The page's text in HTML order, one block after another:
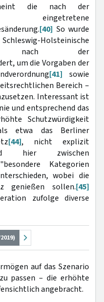
die nach der
eingetretene
[40] So wurde
Holsteinische
nach der
um die Vorgaben der
[41] sowie
Bereich –
Interessant ist
und entsprechend das
Schutzwürdigkeit
etwa das Berliner
[44], nicht explizit
hier zwischen
Kategorien
wobei die
genießen sollen.[45]
zufolge diverse
auf das Szenario
passen – die erhöhte
angebracht.